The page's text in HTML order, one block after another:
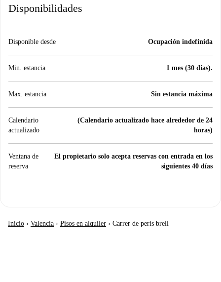
Disponibilidades
Disponible desde Ocupación indefinida
Min. estancia 1 mes (30 días).
Max. estancia Sin estancia máxima
Calendario
actualizado
(Calendario actualizado hace alrededor de 24
horas)
Ventana de
reserva
El propietario solo acepta reservas con entrada en los
siguientes 40 días
Inicio › Valencia › Pisos en alquiler › Carrer de peris brell